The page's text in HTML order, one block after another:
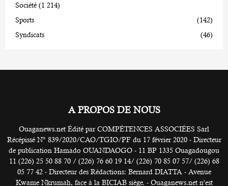
Société (1 214)
Sports
(142)
Syndicats
(46)
A PROPOS DE NOUS
Ouaganews.net Édité par COMPÉTENCES ASSOCIÉES Sarl
Récépissé N° 839/2020/CAO/TGIO/PF du 17 février 2020 - Directeur
de publication Hamado OUANDAOGO - 11 BP 1335 Ouagadougou
11 (226) 25 50 88 70 / (226) 76 60 19 14/ (226) 70 85 07 57/ (226) 68
05 77 42 - Directeur des Rédactions: Bernard DIATTA - Avenue
Kwame Nkrumah, face à la BICIAB siège. - Ouaganews.net n’est